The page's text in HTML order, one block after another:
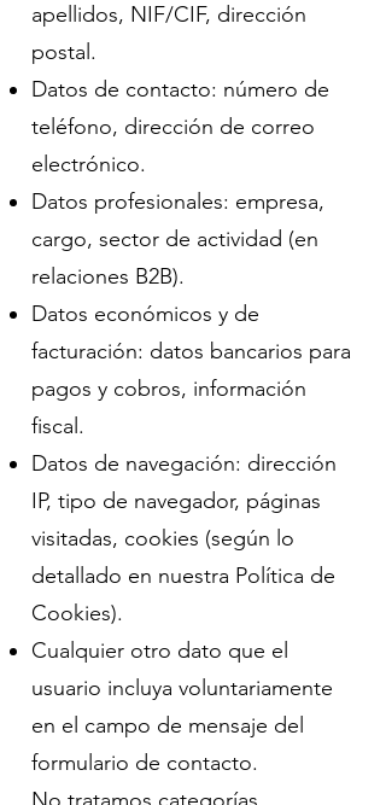
apellidos, NIF/CIF, dirección
postal.
Datos de contacto: número de
teléfono, dirección de correo
electrónico.
Datos profesionales: empresa,
cargo, sector de actividad (en
relaciones B2B).
Datos económicos y de
facturación: datos bancarios para
pagos y cobros, información
fiscal.
Datos de navegación: dirección
IP, tipo de navegador, páginas
visitadas, cookies (según lo
detallado en nuestra Política de
Cookies).
Cualquier otro dato que el
usuario incluya voluntariamente
en el campo de mensaje del
formulario de contacto.